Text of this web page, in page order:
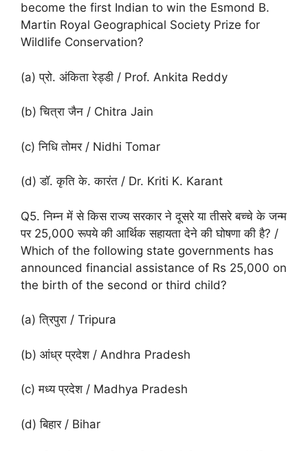
become the first Indian to win the Esmond B.
Martin Royal Geographical Society Prize for
Wildlife Conservation?
(a) प्रो. अंकिता रेड्डी / Prof. Ankita Reddy
(b) चित्रा जैन / Chitra Jain
(c) निधि तोमर / Nidhi Tomar
(d) डॉ. कृति के. कारंत / Dr. Kriti K. Karant
Q5. निम्न में से किस राज्य सरकार ने दूसरे या तीसरे बच्चे के जन्म
पर 25,000 रूपये की आर्थिक सहायता देने की घोषणा की है? /
Which of the following state governments has
announced financial assistance of Rs 25,000 on
the birth of the second or third child?
(a) त्रिपुरा / Tripura
(b) आंध्र प्रदेश / Andhra Pradesh
(c) मध्य प्रदेश / Madhya Pradesh
(d) बिहार / Bihar